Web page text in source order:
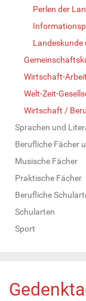
Perlen der
Landeskunde
Wirtschaft-
Welt-Zeit-
Wirtschaft /
Sprachen und
Berufliche Fächer
Musische Fächer
Praktische Fächer
Berufliche
Schularten
Sport